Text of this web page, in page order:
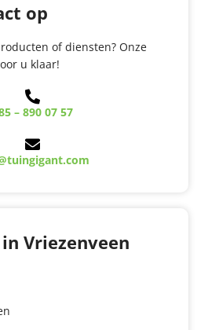
op
of diensten? Onze
u klaar!
– 890 07 57
Vriezenveen